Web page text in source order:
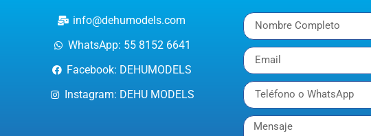
info@dehumodels.com
WhatsApp: 55 8152 6641
Facebook: DEHUMODELS
Instagram: DEHU MODELS